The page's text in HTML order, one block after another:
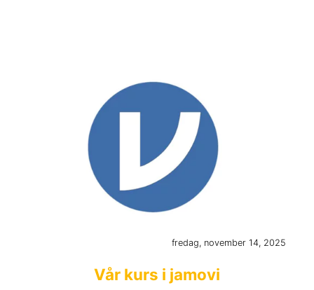
fredag, november 14, 2025
Vår kurs i jamovi